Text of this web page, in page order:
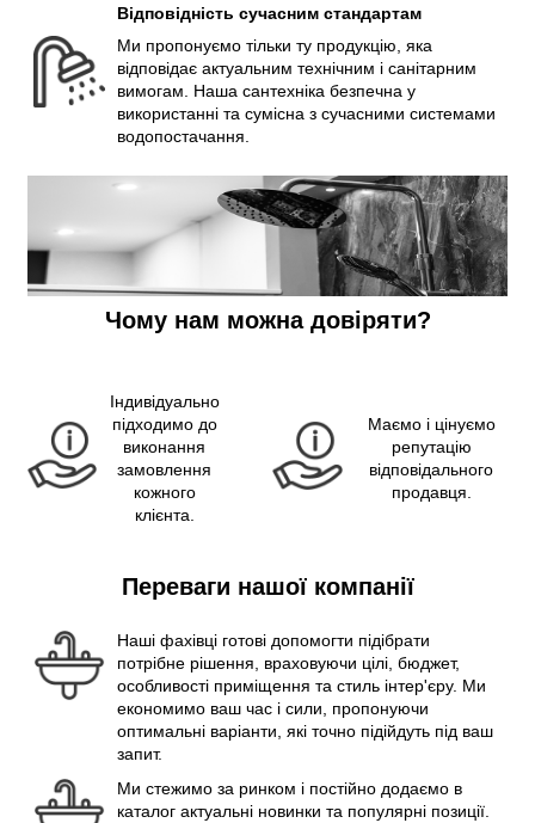
Відповідність сучасним стандартам
Ми пропонуємо тільки ту продукцію, яка
відповідає актуальним технічним і санітарним
вимогам. Наша сантехніка безпечна у
використанні та сумісна з сучасними системами
водопостачання.
Чому нам можна довіряти?
Індивідуально
підходимо до
виконання
замовлення
кожного
клієнта.
Маємо і цінуємо
репутацію
відповідального
продавця.
Переваги нашої компанії
Наші фахівці готові допомогти підібрати
потрібне рішення, враховуючи цілі, бюджет,
особливості приміщення та стиль інтер'єру. Ми
економимо ваш час і сили, пропонуючи
оптимальні варіанти, які точно підійдуть під ваш
запит.
Ми стежимо за ринком і постійно додаємо в
каталог актуальні новинки та популярні позиції.